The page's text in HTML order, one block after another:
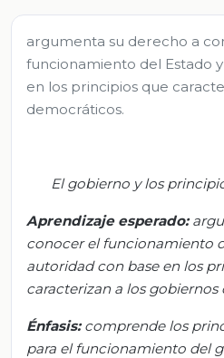
argumenta su derecho a
funcionamiento del Estado
en los principios que
democráticos.
El gobierno y los
Aprendizaje esperado: a
conocer el funcionamiento
autoridad con base en los
caracterizan a los gobiernos
Énfasis: comprende los
para el funcionamiento del